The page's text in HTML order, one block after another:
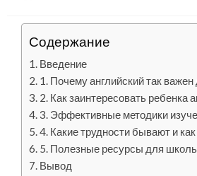
Содержание
Введение
1. Почему английский так
2. Как заинтересовать ребенка
3. Эффективные методики
4. Какие трудности бывают и
5. Полезные ресурсы для
Вывод